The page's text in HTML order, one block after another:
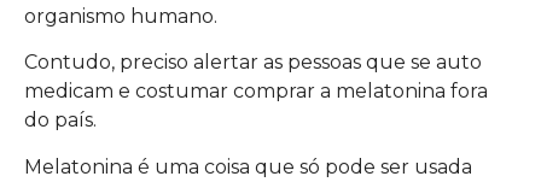
organismo humano.
Contudo, preciso alertar as pessoas que se auto
medicam e costumar comprar a melatonina fora
do país.
Melatonina é uma coisa que só pode ser usada